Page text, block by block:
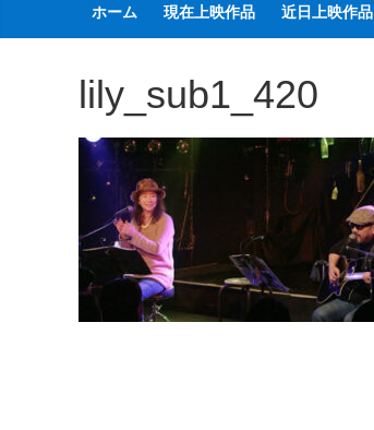
ン
い
画
は
こ
の
ホーム 現在上映作品 近日上映作品
lily_sub1_420